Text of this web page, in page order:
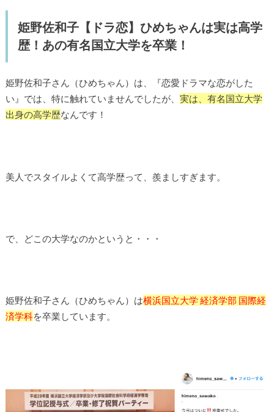
姫野佐和子【ドラ恋】ひめちゃんは実は高学
歴！あの有名国立大学を卒業！
姫野佐和子さん（ひめちゃん）は、『恋愛ドラマな恋がした
い』では、特に触れていませんでしたが、 実は、有名国立大学
出身の高学歴なんです！
美人でスタイルよくて高学歴って、羨ましすぎます。
で、どこの大学なのかというと・・・
姫野佐和子さん（ひめちゃん）は横浜国立大学 経済学部 国際経
済学科を卒業しています。